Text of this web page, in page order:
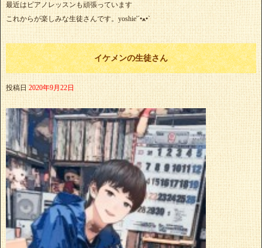
最近はピアノレッスンも頑張っています
これからが楽しみな生徒さんです。yoshie'‎´•ﻌ•`
イケメンの生徒さん
投稿日 2020年9月22日